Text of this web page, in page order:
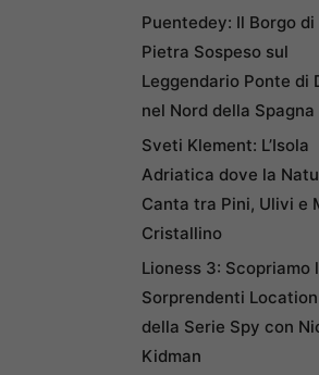
Puentedey: Il Borgo di
Pietra Sospeso sul
Leggendario Ponte di
nel Nord della Spagna
Sveti Klement: L’Isola
Adriatica dove la
Canta tra Pini, Ulivi e
Cristallino
Lioness 3: Scopriamo
Sorprendenti Location
della Serie Spy con
Kidman